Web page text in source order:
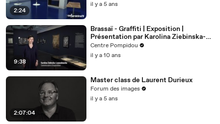
2:24
il y a 5 ans
9:38
Brassaï - Graffiti | Exposition |
Présentation par Karolina Ziebinska-
Lewandowska
Centre Pompidou
il y a 10 ans
2:07:04
Master class de Laurent Durieux
Forum des images
il y a 5 ans